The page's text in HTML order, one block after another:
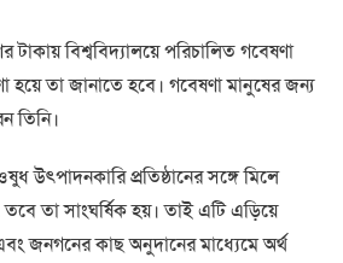
বিশ্ববিদ্যালয়ে পরিচালিত গবেষণা
হয়ে তা জানাতে হবে। গবেষণা মানুষের জন্য
তিনি।
উৎপাদনকারি প্রতিষ্ঠানের সঙ্গে মিলে
তা সাংঘর্ষিক হয়। তাই এটি এড়িয়ে
জনগনের কাছ অনুদানের মাধ্যেমে অর্থ